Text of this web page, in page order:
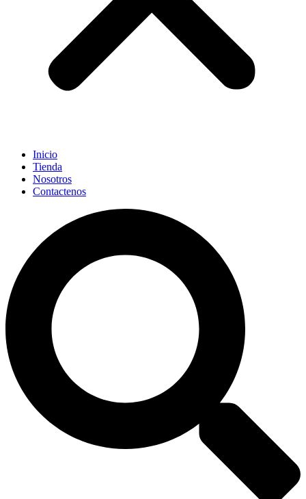
Inicio
Tienda
Nosotros
Contactenos